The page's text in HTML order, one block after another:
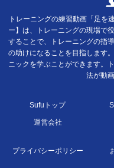
トレーニングの練習動画「足
ー】は、トレーニングの現場で
することで、トレーニングの指
の助けになることを目指します
ニックを学ぶことができます。
法が動
Sufuトップ
運営会社
プライバシーポリシー